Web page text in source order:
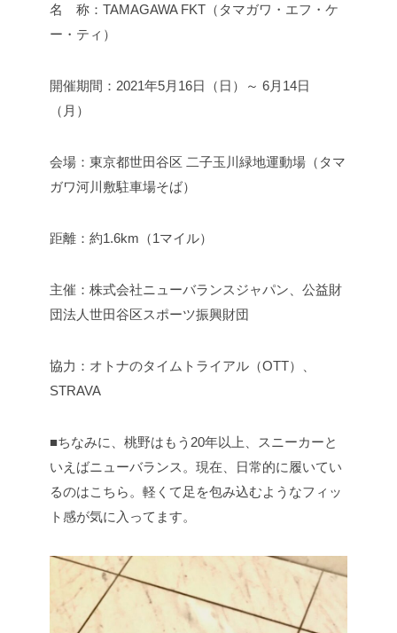
名 称：TAMAGAWA FKT（タマガワ・エフ・ケ
ー・ティ）
開催期間：2021年5月16日（日）～ 6月14日
（月）
会場：東京都世田谷区 二子玉川緑地運動場（タマ
ガワ河川敷駐車場そば）
距離：約1.6km（1マイル）
主催：株式会社ニューバランスジャパン、公益財
団法人世田谷区スポーツ振興財団
協力：オトナのタイムトライアル（OTT）、
STRAVA
■ちなみに、桃野はもう20年以上、スニーカーと
いえばニューバランス。現在、日常的に履いてい
るのはこちら。軽くて足を包み込むようなフィッ
ト感が気に入ってます。